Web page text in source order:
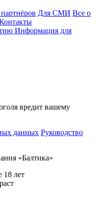
Для СМИ Все о
Информация для
вредит вашему
данных Руководство
«Балтика»
18 лет